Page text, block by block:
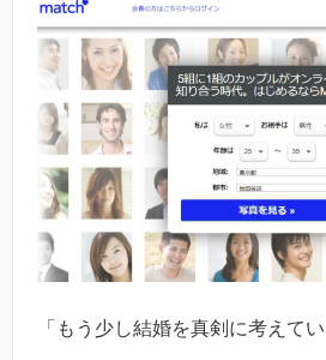
「もう少し結婚を真剣に考えて